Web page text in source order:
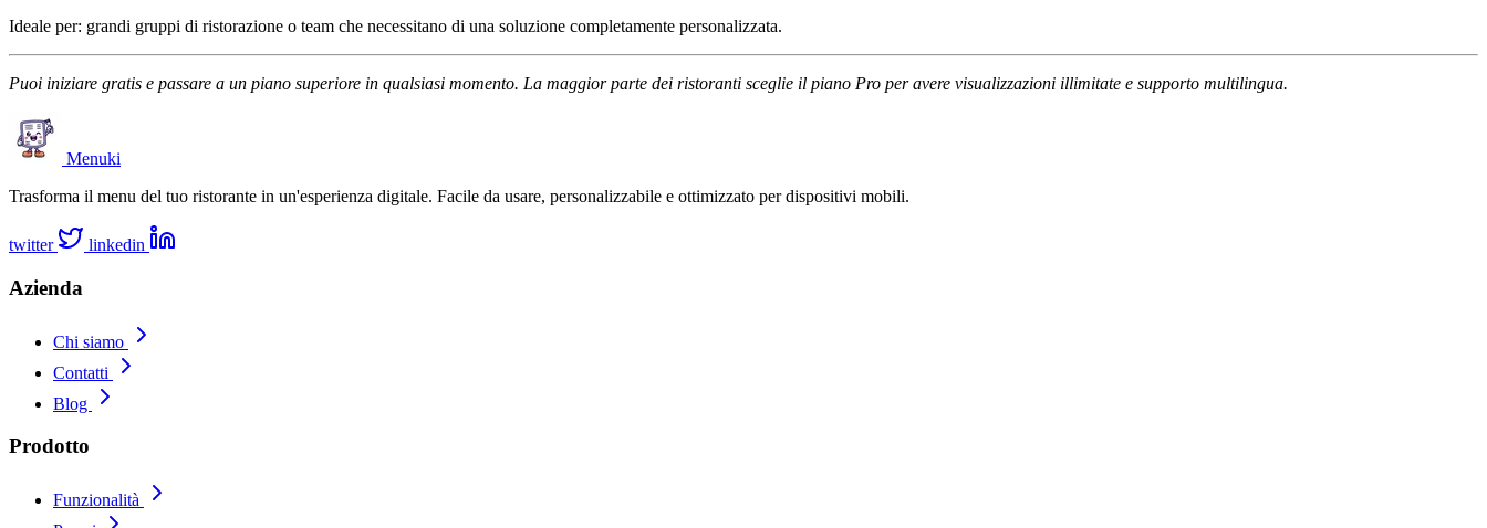
Ideale per: grandi gruppi di ristorazione o team che necessitano di una soluzione completamente personalizzata.
Puoi iniziare gratis e passare a un piano superiore in qualsiasi momento. La maggior parte dei ristoranti sceglie il piano Pro per avere visualizzazioni illimitate e supporto multilingua.
Menuki
Trasforma il menu del tuo ristorante in un'esperienza digitale. Facile da usare, personalizzabile e ottimizzato per dispositivi mobili.
twitter linkedin
Azienda
Chi siamo
Contatti
Blog
Prodotto
Funzionalità